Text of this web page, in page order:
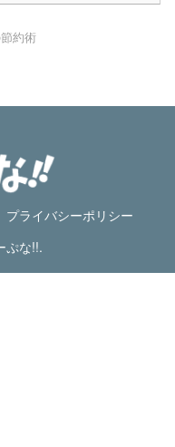
約術
プライバシーポリシー
ぷな!!.